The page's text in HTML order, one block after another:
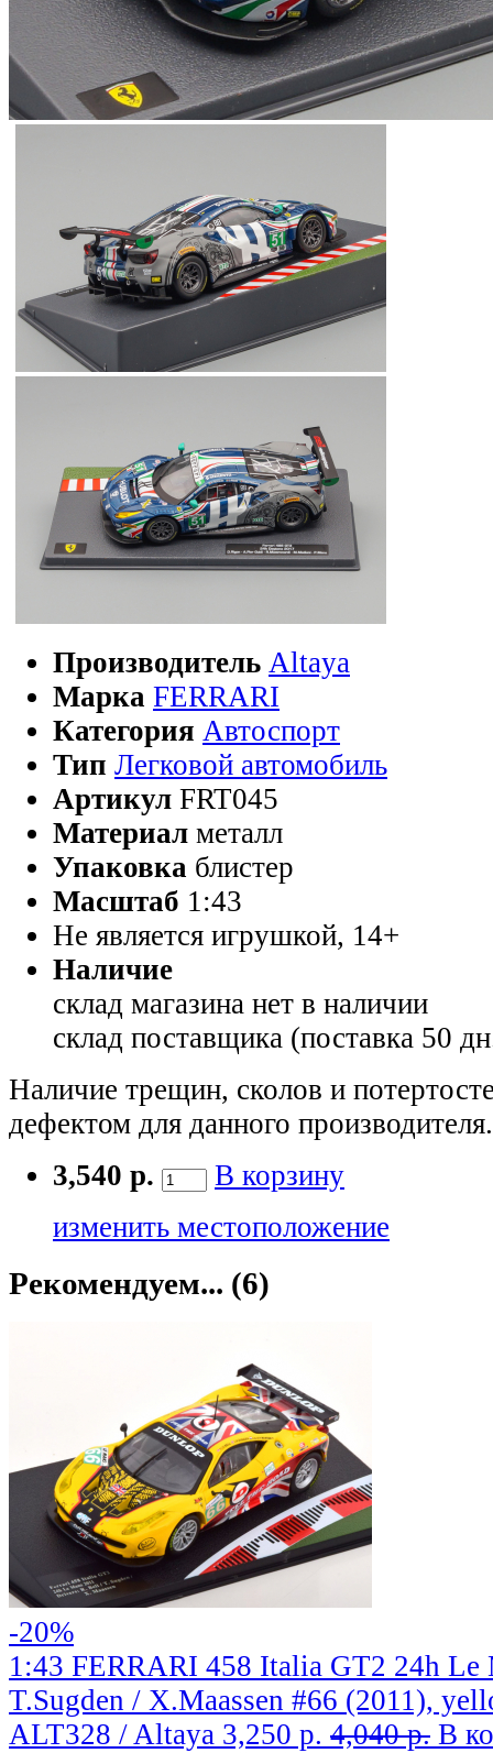
Производитель Altaya
Марка FERRARI
Категория Автоспорт
Тип Легковой автомобиль
Артикул FRT045
Материал металл
Упаковка блистер
Масштаб 1:43
Не является игрушкой, 14+
Наличие
склад магазина нет в наличии
склад поставщика (поставка 50
Наличие трещин, сколов и
дефектом для данного производителя.
3,540 р.
В корзину
изменить местоположение
Рекомендуем... (6)
-20%
1:43 FERRARI 458 Italia GT2 24h
T.Sugden / X.Maassen #66 (2011),
ALT328 / Altaya 3,250 р. 4,040 р. В